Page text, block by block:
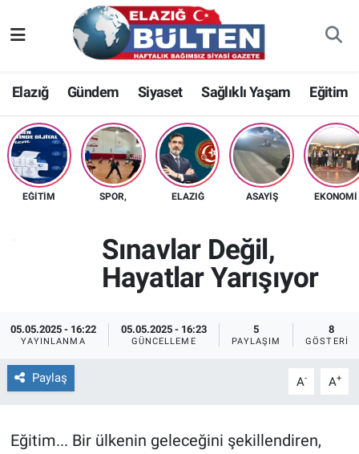
Elazığ Gündem Siyaset Sağlıklı Yaşam Eğitim
EĞITIM SPOR, ELAZIĞ ASAYIŞ EKONOMI
Sınavlar Değil,
Hayatlar Yarışıyor
05.05.2025 - 16:22
YAYINLANMA
05.05.2025 - 16:23
GÜNCELLEME
5
PAYLAŞIM
8
GÖSTERIM
Paylaş A- A+
Eğitim... Bir ülkenin geleceğini şekillendiren,
Asayiş
Bilim-Teknoloji
Eğitim
Ekonomi
Sağlık
Sağlıklı Yaşam
Nöbetçi Eczaneler
Hava Durumu
Namaz Vakitleri
Trafik Durumu
Tüm Manşetler
Haber Arşivi